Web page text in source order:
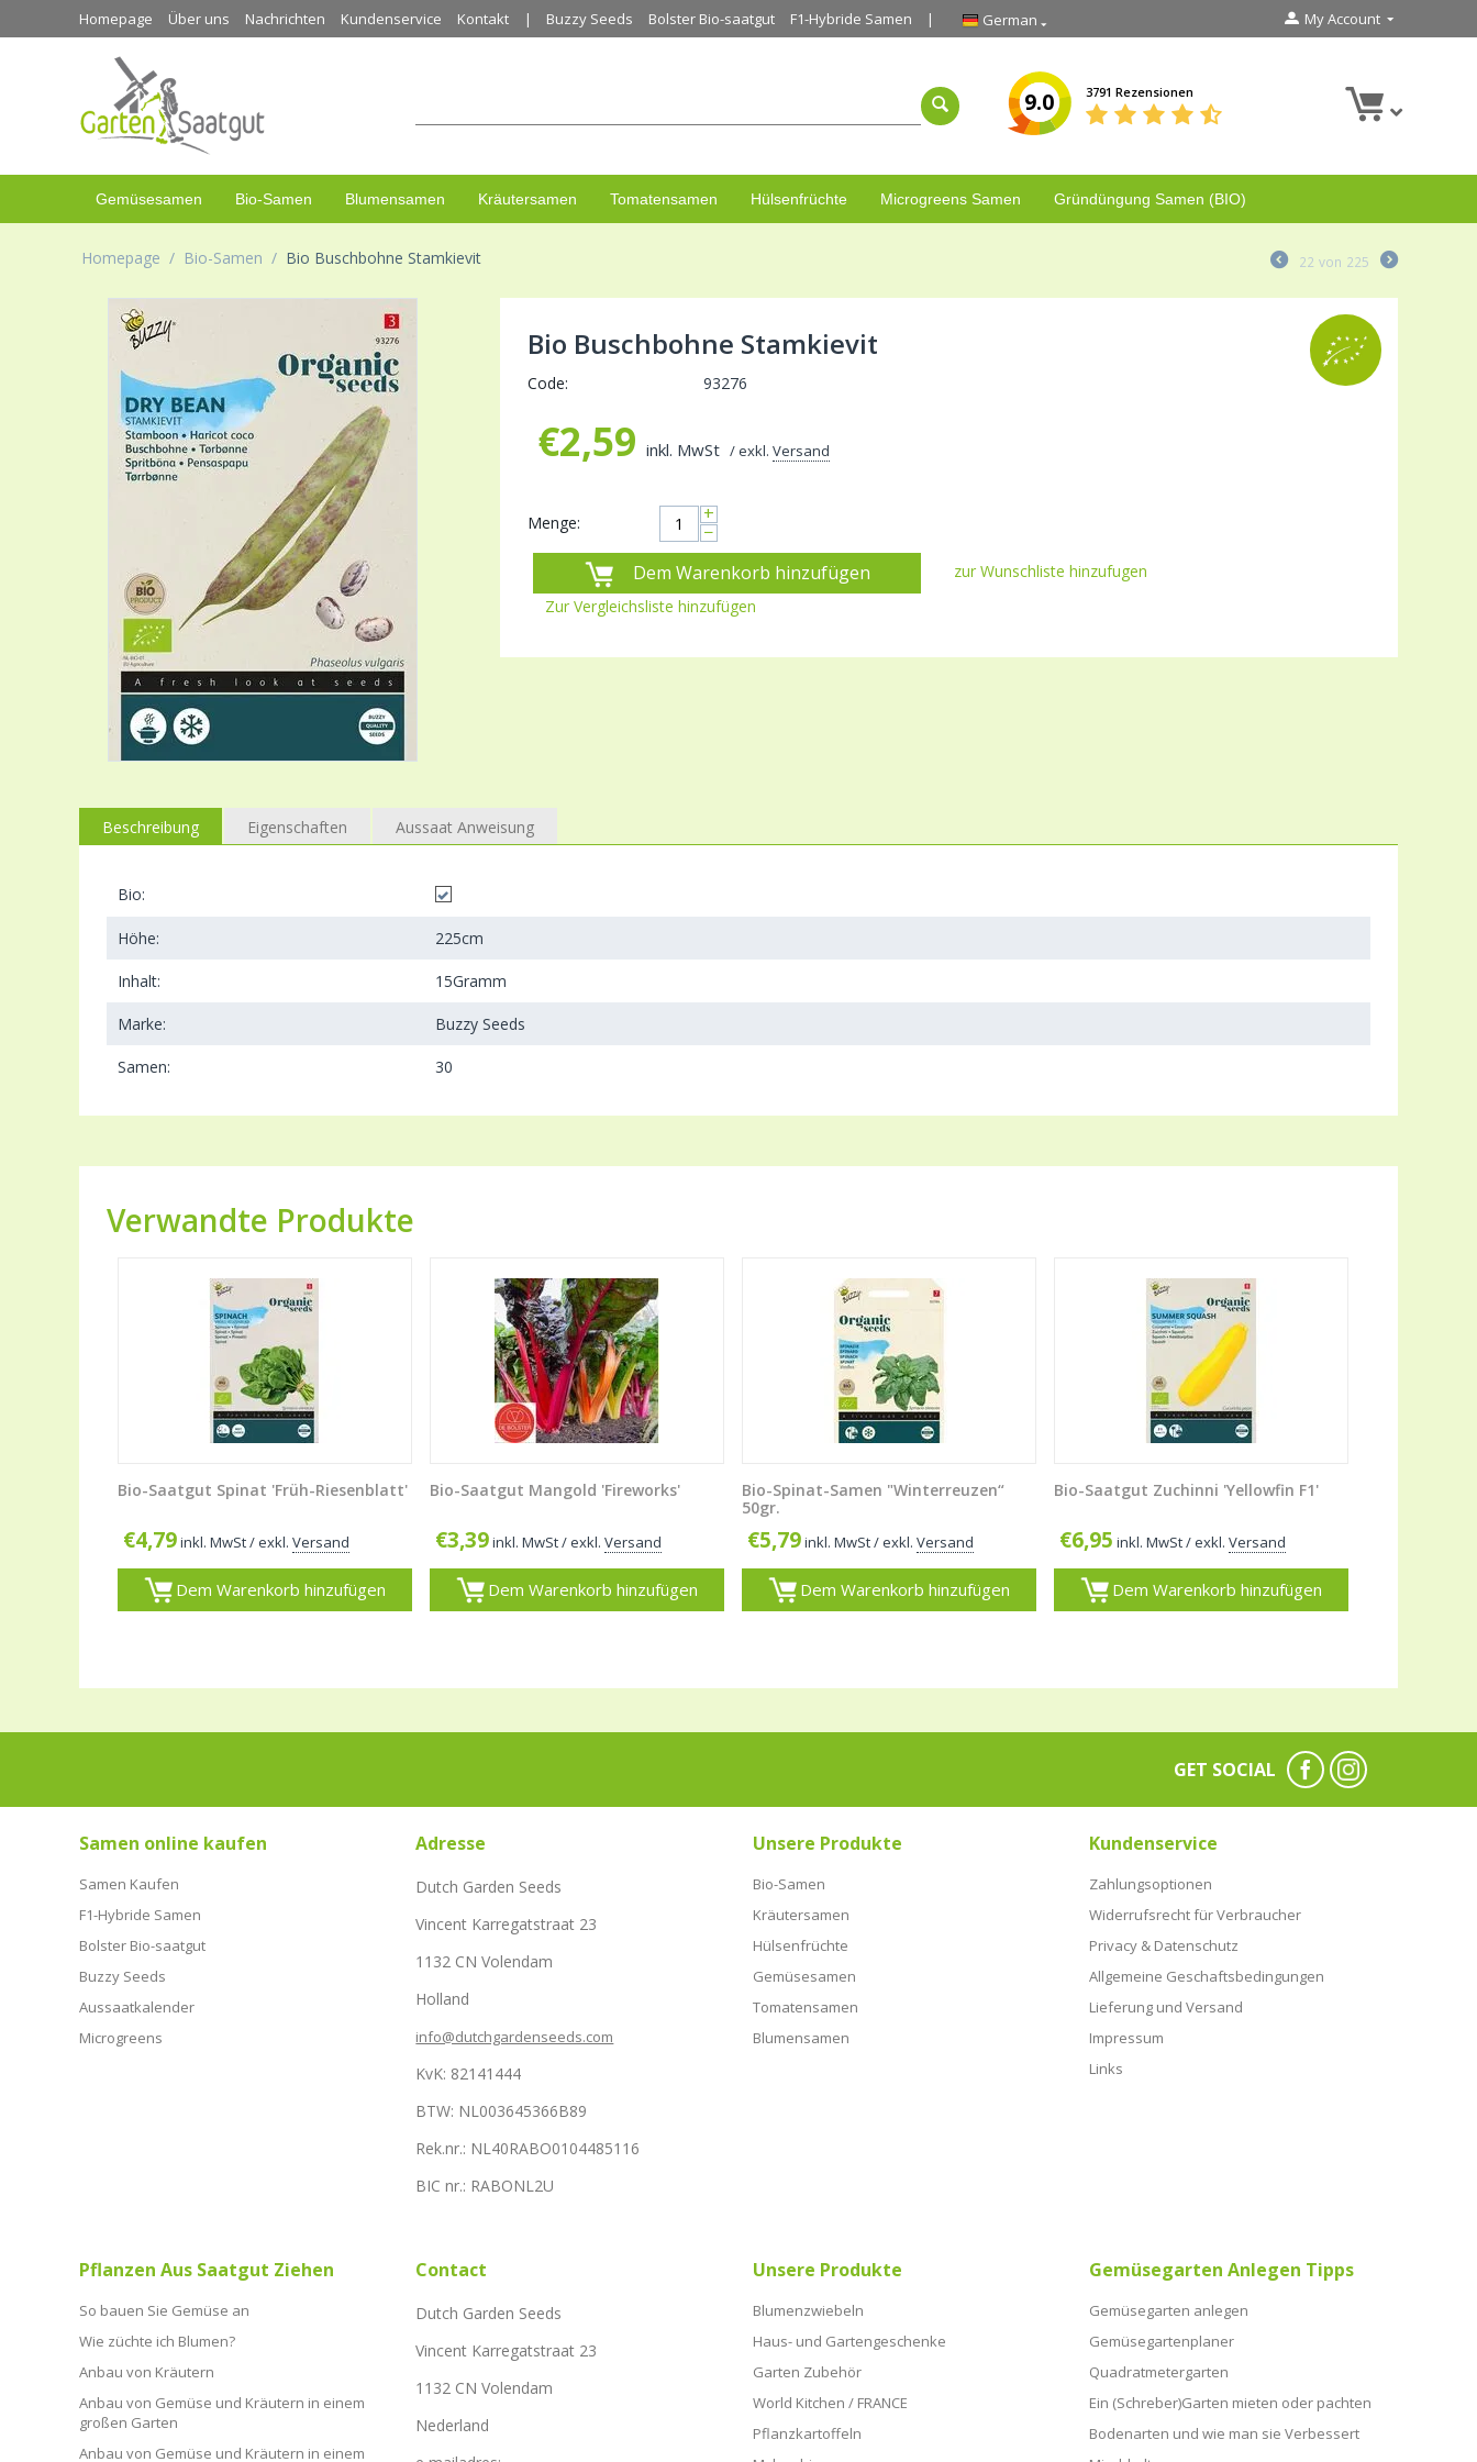
Homepage Über uns Nachrichten Kundenservice Kontakt Buzzy Seeds Bolster Bio-saatgut F1-Hybride Samen German My Account
9.0 3791 Rezensionen
Gemüsesamen Bio-Samen Blumensamen Kräutersamen Tomatensamen Hülsenfrüchte Microgreens Samen Gründüngung Samen (BIO)
Homepage / Bio-Samen / Bio Buschbohne Stamkievit 22 von 225
Bio Buschbohne Stamkievit
Code: 93276
€2,59 inkl. MwSt / exkl. Versand
Menge: +
−
Dem Warenkorb hinzufügen
zur Wunschliste hinzufugen
Zur Vergleichsliste hinzufügen
Beschreibung Eigenschaften Aussaat Anweisung
Bio:
Höhe: 225cm
Inhalt: 15Gramm
Marke: Buzzy Seeds
Samen: 30
Verwandte Produkte
Bio-Saatgut Spinat 'Früh-Riesenblatt'
€4,79inkl. MwSt/ exkl. Versand
Dem Warenkorb hinzufügen
Bio-Saatgut Mangold 'Fireworks'
€3,39inkl. MwSt/ exkl. Versand
Dem Warenkorb hinzufügen
Bio-Spinat-Samen "Winterreuzen“
50gr.
€5,79inkl. MwSt/ exkl. Versand
Dem Warenkorb hinzufügen
Bio-Saatgut Zuchinni 'Yellowfin F1'
€6,95 inkl. MwSt/ exkl. Versand
Dem Warenkorb hinzufügen
GET SOCIAL
Samen online kaufen
Samen Kaufen
F1-Hybride Samen
Bolster Bio-saatgut
Buzzy Seeds
Aussaatkalender
Microgreens
Adresse
Dutch Garden Seeds
Vincent Karregatstraat 23
1132 CN Volendam
Holland
info@dutchgardenseeds.com
KvK: 82141444
BTW: NL003645366B89
Rek.nr.: NL40RABO0104485116
BIC nr.: RABONL2U
Unsere Produkte
Bio-Samen
Kräutersamen
Hülsenfrüchte
Gemüsesamen
Tomatensamen
Blumensamen
Kundenservice
Zahlungsoptionen
Widerrufsrecht für Verbraucher
Privacy & Datenschutz
Allgemeine Geschaftsbedingungen
Lieferung und Versand
Impressum
Links
Pflanzen Aus Saatgut Ziehen
So bauen Sie Gemüse an
Wie züchte ich Blumen?
Anbau von Kräutern
Anbau von Gemüse und Kräutern in einem
großen Garten
Anbau von Gemüse und Kräutern in einem
Contact
Dutch Garden Seeds
Vincent Karregatstraat 23
1132 CN Volendam
Nederland
Unsere Produkte
Blumenzwiebeln
Haus- und Gartengeschenke
Garten Zubehör
World Kitchen / FRANCE
Pflanzkartoffeln
Gemüsegarten Anlegen Tipps
Gemüsegarten anlegen
Gemüsegartenplaner
Quadratmetergarten
Ein (Schreber)Garten mieten oder pachten
Bodenarten und wie man sie Verbessert